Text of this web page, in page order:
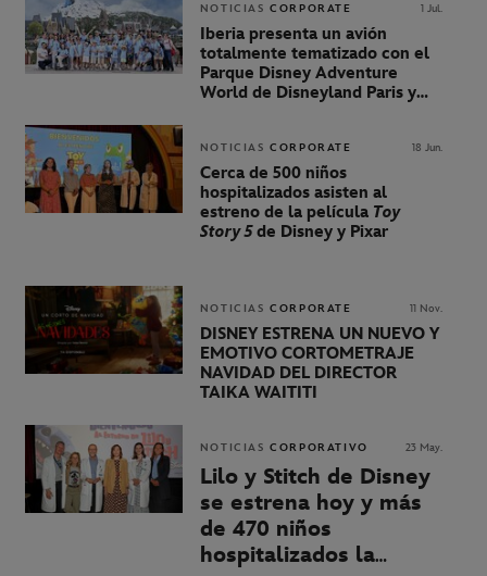
resonancia magnética
NOTICIAS CORPORATE 1 Jul.
Iberia presenta un avión
totalmente tematizado con el
Parque Disney Adventure
World de Disneyland Paris y
descubrir el nuevo World of
Frozen
NOTICIAS CORPORATE 18 Jun.
Cerca de 500 niños
hospitalizados asisten al
estreno de la película Toy
Story 5de Disney y Pixar
NOTICIAS CORPORATE 11 Nov.
DISNEY ESTRENA UN NUEVO Y
EMOTIVO CORTOMETRAJE
NAVIDAD DEL DIRECTOR
TAIKA WAITITI
NOTICIAS CORPORATIVO 23 May.
Lilo y Stitch de Disney
se estrena hoy y más
de 470 niños
hospitalizados la